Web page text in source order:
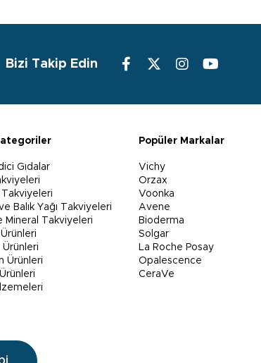
Bizi Takip Edin
Gıdalar
Balık Yağı Takviyeleri
Mineral Takviyeleri
Ürünleri
Ürünleri
Popüler Markalar
Vichy
Orzax
Voonka
Avene
Bioderma
Solgar
La Roche Posay
Opalescence
CeraVe